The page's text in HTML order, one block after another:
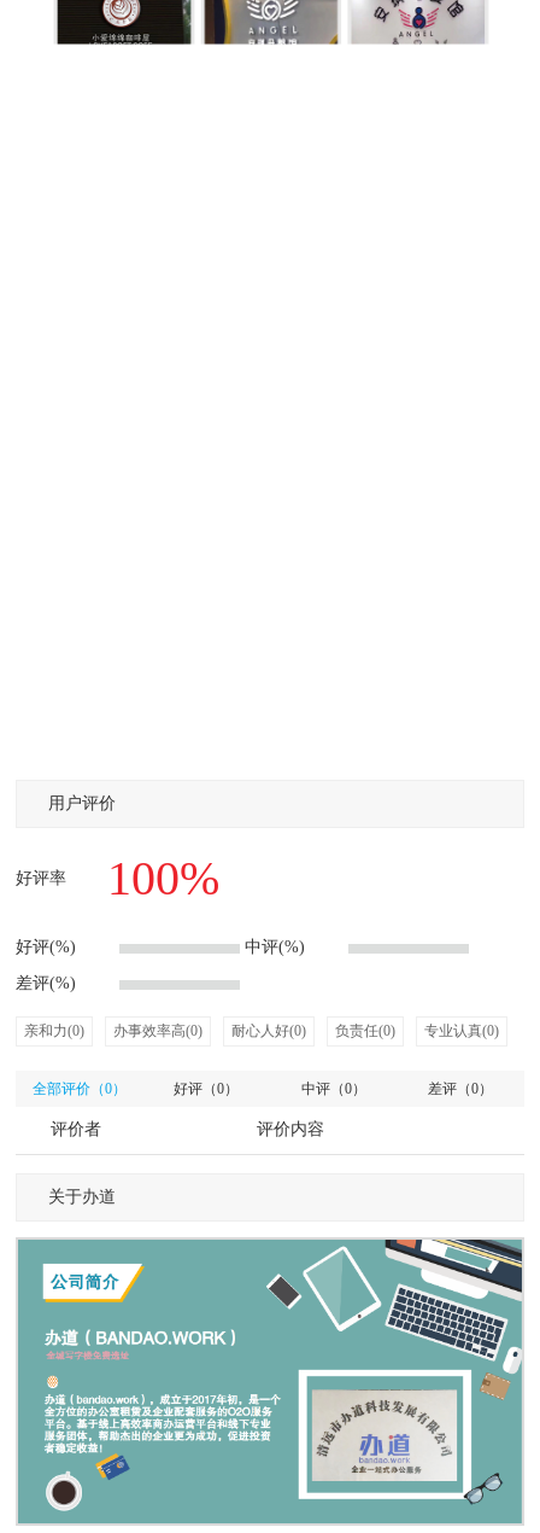
用户评价
好评率 100%
好评(%)
中评(%)
差评(%)
亲和力(0) 办事效率高(0) 耐心人好(0) 负责任(0) 专业认真(0)
全部评价（0） 好评（0） 中评（0） 差评（0）
评价者 评价内容
关于办道